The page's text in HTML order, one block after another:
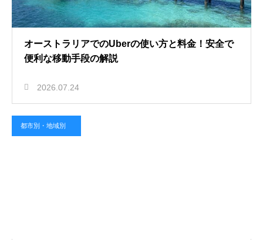
オーストラリアでのUberの使い方と料金！安全で
便利な移動手段の解説
2026.07.24
都市別・地域別